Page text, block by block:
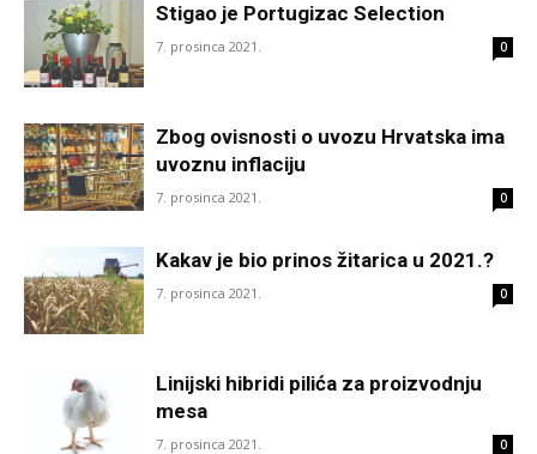
Stigao je Portugizac Selection
7. prosinca 2021. 0
Zbog ovisnosti o uvozu Hrvatska ima
uvoznu inflaciju
7. prosinca 2021. 0
Kakav je bio prinos žitarica u 2021.?
7. prosinca 2021. 0
Linijski hibridi pilića za proizvodnju
mesa
7. prosinca 2021. 0